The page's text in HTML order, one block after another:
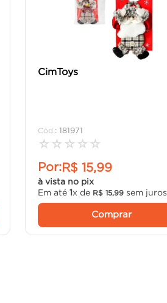
CimToys
: 181971
☆ ☆ ☆ ☆ ☆
Por:R$ 15,99
à vista no pix
Em até 1x de R$ 15, 99sem juros
Comprar